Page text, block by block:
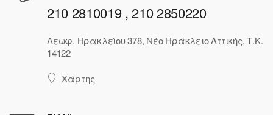
210 2810019 , 210 2850220
Λεωφ. Ηρακλείου 378, Νέο Ηράκλειο Αττικής, Τ.Κ.
14122
Χάρτης